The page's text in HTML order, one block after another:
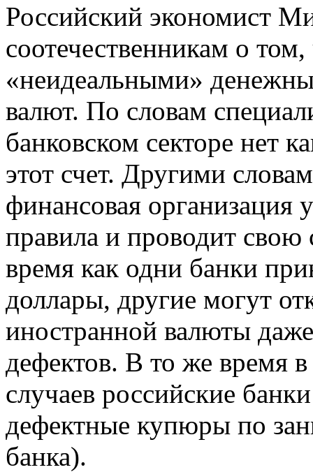
Российский экономист
соотечественникам о
«неидеальными»
валют. По словам
банковском секторе нет
этот счет. Другими
финансовая организация
правила и проводит
время как одни банки
доллары, другие могут
иностранной валюты
дефектов. В то же время
случаев российские
дефектные купюры по
банка).